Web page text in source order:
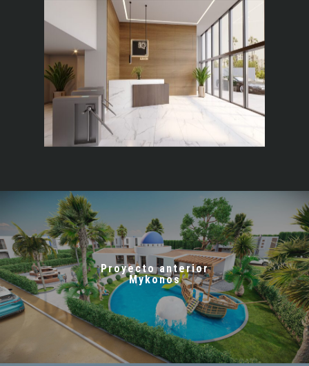
Proyecto anterior
Mykonos